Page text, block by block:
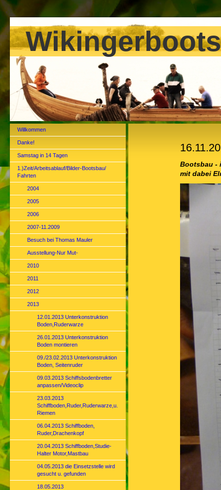
Willkommen
Danke!
Samstag in 14 Tagen
1.)Zeit/Arbeitsablauf/Bilder-Bootsbau/
Fahrten
2004
2005
2006
2007-11.2009
Besuch bei Thomas Mauler
Ausstellung-Nur Mut-
2010
2011
2012
2013
12.01.2013 Unterkonstruktion
Boden,Ruderwarze
26.01.2013 Unterkonstruktion
Boden montieren
09./23.02.2013 Unterkonstruktion
Boden, Seitenruder
09.03.2013 Schiffsbodenbretter
anpassen/Videoclip
23.03.2013
Schiffboden,Ruder,Ruderwarze,u.
Riemen
06.04.2013 Schiffboden,
Ruder,Drachenkopf
20.04.2013 Schiffboden,Studie-
Halter Motor,Mastbau
04.05.2013 die Einsetzstelle wird
gesucht u. gefunden
18.05.2013
Bootsbau -
mit dabei